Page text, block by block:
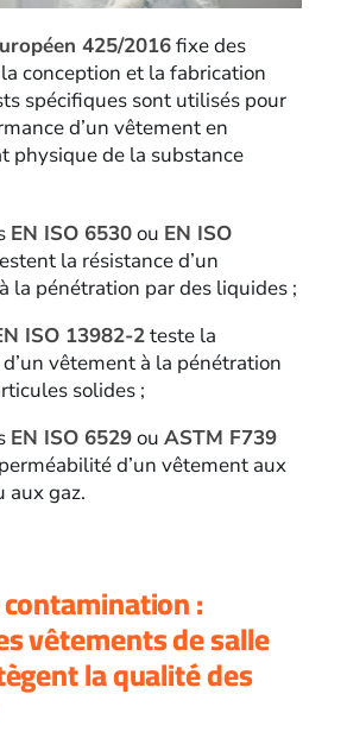
425/2016fixe des
conception et la fabrication
spécifiques sont utilisés pour
d’un vêtement en
physique de la substance
EN ISO 6530ou EN ISO
la résistance d’un
la pénétration par des liquides ;
ISO 13982-2teste la
vêtement à la pénétration
solides ;
EN ISO 6529ou ASTM F739
d’un vêtement aux
aux gaz.
:
vêtements de salle
la qualité des